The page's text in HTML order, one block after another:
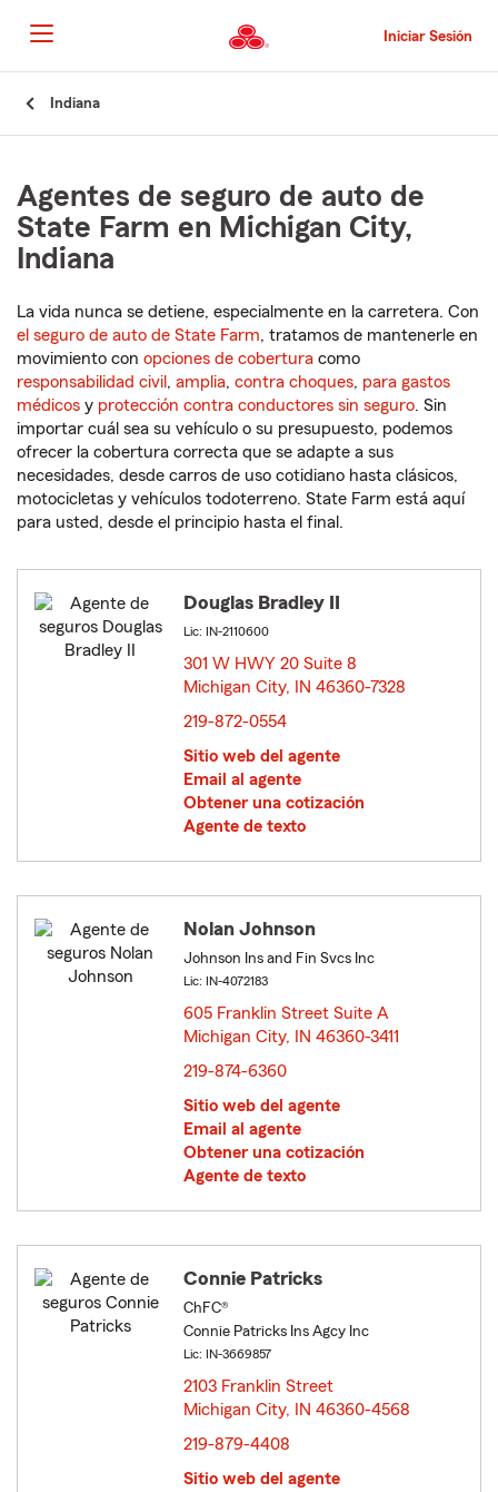
al
contenido
principal
Iniciar Sesión
Indiana
Agentes de seguro de auto de
State Farm en Michigan City,
Indiana
La vida nunca se detiene, especialmente en la carretera. Con
el seguro de auto de State Farm, tratamos de mantenerle en
movimiento con opciones de cobertura como
responsabilidad civil , amplia, contra choques, para gastos
médicos y protección contra conductores sin seguro. Sin
importar cuál sea su vehículo o su presupuesto, podemos
ofrecer la cobertura correcta que se adapte a sus
necesidades, desde carros de uso cotidiano hasta clásicos,
motocicletas y vehículos todoterreno. State Farm está aquí
para usted, desde el principio hasta el final.
Douglas Bradley II
Lic: IN-2110600
301 W HWY 20 Suite 8
Michigan City, IN 46360-7328
219-872-0554
Sitio web del agente
Email al agente
Obtener una cotización
Agente de texto
Nolan Johnson
Johnson Ins and Fin Svcs Inc
Lic: IN-4072183
605 Franklin Street Suite A
Michigan City, IN 46360-3411
219-874-6360
Sitio web del agente
Email al agente
Obtener una cotización
Agente de texto
Connie Patricks
ChFC®
Connie Patricks Ins Agcy Inc
Lic: IN-3669857
2103 Franklin Street
Michigan City, IN 46360-4568
219-879-4408
Sitio web del agente